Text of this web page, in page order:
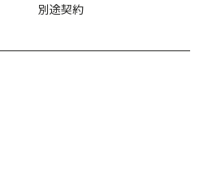
別途契約